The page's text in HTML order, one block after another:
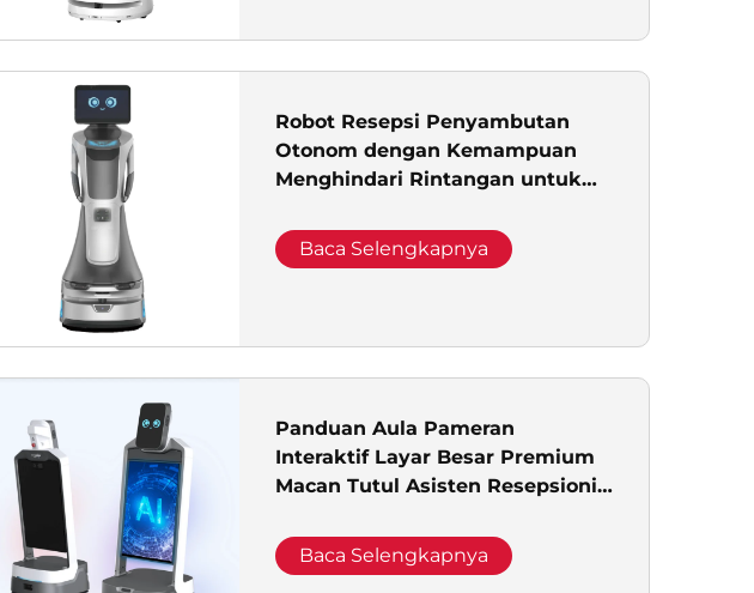
Robot Resepsi Penyambutan
Otonom dengan Kemampuan
Menghindari Rintangan untuk
Ruang Pameran, Perpustakaan,
dan Kantor Penjualan
Baca Selengkapnya
Panduan Aula Pameran
Interaktif Layar Besar Premium
Macan Tutul Asisten Resepsionis
Promosi
Baca Selengkapnya